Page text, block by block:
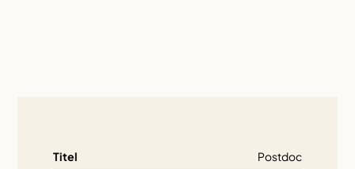
Titel Postdoc